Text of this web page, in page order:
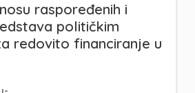
raspoređenih i
političkim
redovito financiranje u